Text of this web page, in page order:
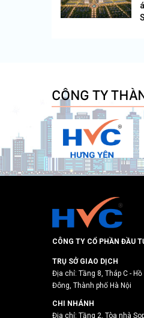
CÔNG TY
CÔNG TY CỔ PHẦN ĐẦU
TRỤ SỞ GIAO DỊCH
Địa chỉ: Tầng 8, Tháp C -
Đông, Thành phố Hà Nội
CHI NHÁNH
Địa chỉ: Tầng 2, Tòa nhà